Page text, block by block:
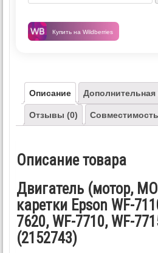
Купить на Wildberries
Описание
Отзывы (0) Совместимость
Описание товара
Двигатель (мотор,
каретки Epson WF-
7620, WF-7710, WF-
(2152743)